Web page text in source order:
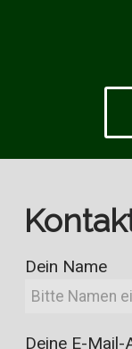
Dein Name
Deine E-Mail-